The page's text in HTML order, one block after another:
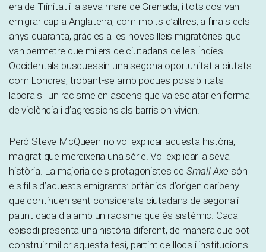
era de Trinitat i la seva mare de Grenada, i tots dos van
emigrar cap a Anglaterra, com molts d’altres, a finals dels
anys quaranta, gràcies a les noves lleis migratòries que
van permetre que milers de ciutadans de les Índies
Occidentals busquessin una segona oportunitat a ciutats
com Londres, trobant-se amb poques possibilitats
laborals i un racisme en ascens que va esclatar en forma
de violència i d’agressions als barris on vivien.
Però Steve McQueen no vol explicar aquesta història,
malgrat que mereixeria una sèrie. Vol explicar la seva
història. La majoria dels protagonistes de Small Axe són
els fills d’aquests emigrants: britànics d’origen caribeny
que continuen sent considerats ciutadans de segona i
patint cada dia amb un racisme que és sistèmic. Cada
episodi presenta una història diferent, de manera que pot
construir millor aquesta tesi, partint de llocs i institucions